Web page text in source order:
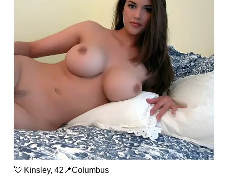
💘 Kinsley, 42📍Columbus